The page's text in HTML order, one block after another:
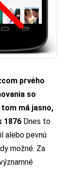
prvého
so
má jasno,
1876 Dnes to
alebo pevnú
možné. Za